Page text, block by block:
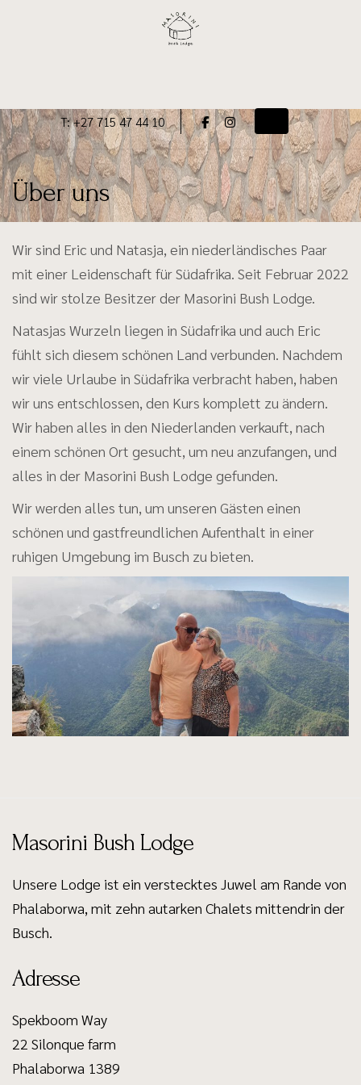
T: +27 715 47 44 10 Toggle
Über uns
Wir sind Eric und Natasja, ein niederländisches Paar
mit einer Leidenschaft für Südafrika. Seit Februar 2022
sind wir stolze Besitzer der Masorini Bush Lodge.
Natasjas Wurzeln liegen in Südafrika und auch Eric
fühlt sich diesem schönen Land verbunden. Nachdem
wir viele Urlaube in Südafrika verbracht haben, haben
wir uns entschlossen, den Kurs komplett zu ändern.
Wir haben alles in den Niederlanden verkauft, nach
einem schönen Ort gesucht, um neu anzufangen, und
alles in der Masorini Bush Lodge gefunden.
Wir werden alles tun, um unseren Gästen einen
schönen und gastfreundlichen Aufenthalt in einer
ruhigen Umgebung im Busch zu bieten.
Masorini Bush Lodge
Unsere Lodge ist ein verstecktes Juwel am Rande von
Phalaborwa, mit zehn autarken Chalets mittendrin der
Busch.
Adresse
Spekboom Way
22 Silonque farm
Phalaborwa 1389